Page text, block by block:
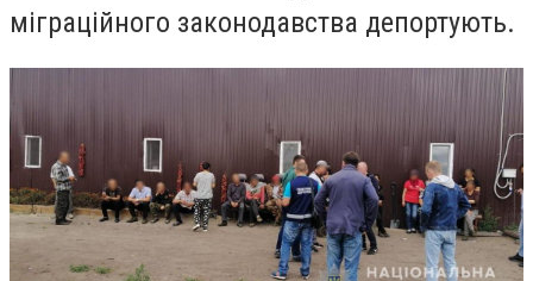
міграційного законодавства депортують.